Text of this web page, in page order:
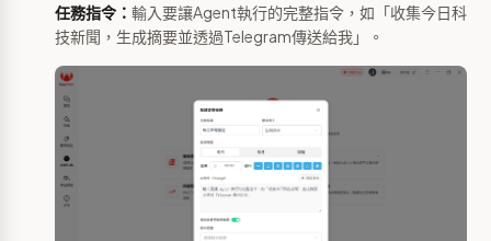
任務指令： 輸入要讓Agent執行的完整指令，如「收集今日科
技新聞，生成摘要並透過Telegram傳送給我」。